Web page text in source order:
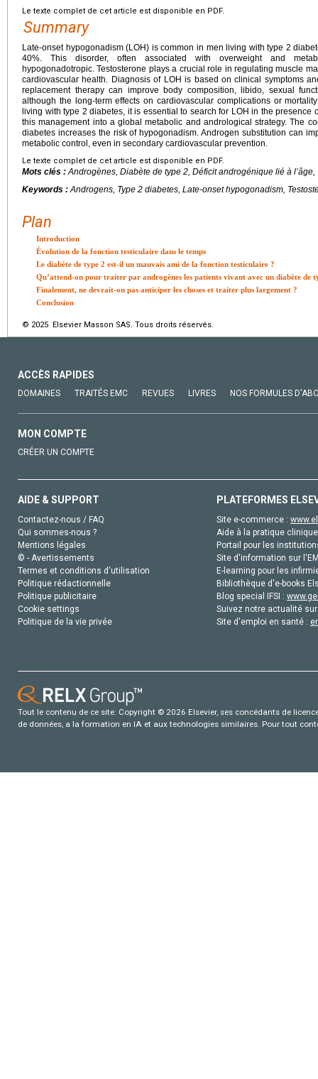
Le texte complet de cet article est disponible en PDF.
Summary
Late-onset hypogonadism (LOH) is common in men living with type 2
40%. This disorder, often associated with overweight and
hypogonadotropic. Testosterone plays a crucial role in regulating muscle
cardiovascular health. Diagnosis of LOH is based on clinical symptoms
replacement therapy can improve body composition, libido, sexual
although the long-term effects on cardiovascular complications or
living with type 2 diabetes, it is essential to search for LOH in the presence
this management into a global metabolic and andrological strategy. The
diabetes increases the risk of hypogonadism. Androgen substitution can
metabolic control, even in secondary cardiovascular prevention.
Le texte complet de cet article est disponible en PDF.
Mots clés :Androgènes, Diabète de type 2, Déficit androgénique lié à l’âge,
Keywords :Androgens, Type 2 diabetes, Late-onset hypogonadism,
Plan
Introduction
Évolution de la fonction testiculaire dans le temps
Le diabète de type 2 est-il un mauvais ami de la fonction testiculaire ?
Qu’attend-on pour traiter par androgènes les patients vivant avec un diabète de
Finalement, ne devrait-on pas anticiper les choses et traiter plus largement ?
Conclusion
© 2025 Elsevier Masson SAS. Tous droits réservés.
ACCÈS RAPIDES
DOMAINES TRAITÉS EMC REVUES LIVRES NOS FORMULES
MON COMPTE
CRÉER UN COMPTE
AIDE & SUPPORT
Contactez-nous / FAQ
Qui sommes-nous ?
Mentions légales
© - Avertissements
Termes et conditions d'utilisation
Politique rédactionnelle
Politique publicitaire
Cookie settings
Politique de la vie privée
PLATEFORMES
Site e-commerce :
Aide à la pratique
Portail pour les
Site d'information sur
E-learning pour les
Bibliothèque d'e-books
Blog special IFSI :
Suivez notre actualité
Site d'emploi en santé :
Tout le contenu de ce site: Copyright © 2026 Elsevier, ses concédants de
de données, a la formation en IA et aux technologies similaires. Pour tout